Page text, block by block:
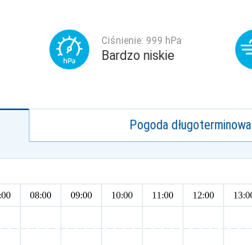
Ciśnienie: 999 hPa
Bardzo niskie
Pogoda długoterminowa